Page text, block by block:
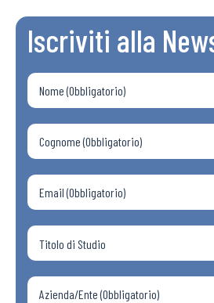
Iscriviti alla